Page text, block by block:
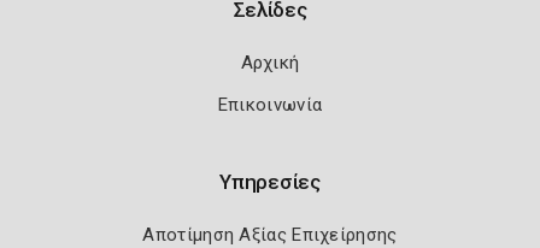
Σελίδες
Αρχική
Επικοινωνία
Υπηρεσίες
Αποτίμηση Αξίας Επιχείρησης